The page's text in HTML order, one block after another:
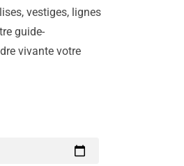
vestiges, lignes
guide-
vivante votre